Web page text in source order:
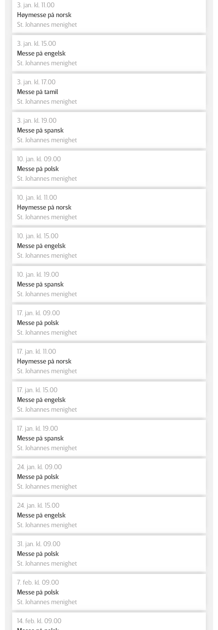
3. jan. kl. 11.00
Høymesse på norsk
St. Johannes menighet
3. jan. kl. 15.00
Messe på engelsk
St. Johannes menighet
3. jan. kl. 17.00
Messe på tamil
St. Johannes menighet
3. jan. kl. 19.00
Messe på spansk
St. Johannes menighet
10. jan. kl. 09.00
Messe på polsk
St. Johannes menighet
10. jan. kl. 11.00
Høymesse på norsk
St. Johannes menighet
10. jan. kl. 15.00
Messe på engelsk
St. Johannes menighet
10. jan. kl. 19.00
Messe på spansk
St. Johannes menighet
17. jan. kl. 09.00
Messe på polsk
St. Johannes menighet
17. jan. kl. 11.00
Høymesse på norsk
St. Johannes menighet
17. jan. kl. 15.00
Messe på engelsk
St. Johannes menighet
17. jan. kl. 19.00
Messe på spansk
St. Johannes menighet
24. jan. kl. 09.00
Messe på polsk
St. Johannes menighet
24. jan. kl. 15.00
Messe på engelsk
St. Johannes menighet
31. jan. kl. 09.00
Messe på polsk
St. Johannes menighet
7. feb. kl. 09.00
Messe på polsk
St. Johannes menighet
14. feb. kl. 09.00